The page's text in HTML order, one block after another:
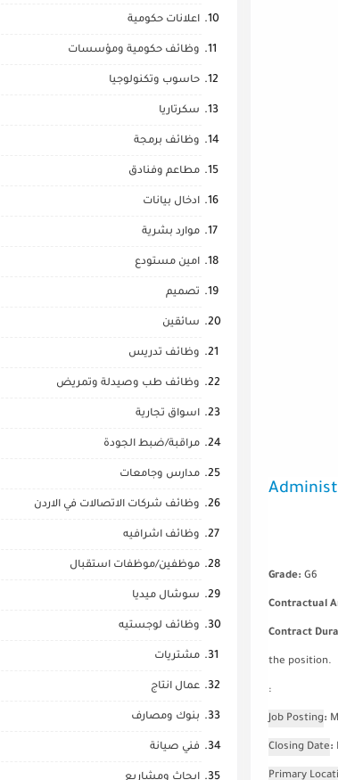
Grade: G6
Contractual
Contract
the position.
:
Job Posting:
Closing Date:
Primary
اعلانات حكومية
وظائف حكومية ومؤسسات
حاسوب وتكنولوجيا
سكرتاريا
وظائف برمجة
مطاعم وفنادق
ادخال بيانات
موارد بشرية
امين مستودع
تصميم
سائقين
وظائف تدريس
وظائف طب وصيدلة وتمريض
اسواق تجارية
مراقبة/ضبط الجودة
مدارس وجامعات
وظائف شركات الاتصالات في الاردن
وظائف اشرافيه
موظفين/موظفات استقبال
سوشال ميديا
وظائف لوجستيه
مشتريات
عمال انتاج
بنوك ومصارف
فني صيانة